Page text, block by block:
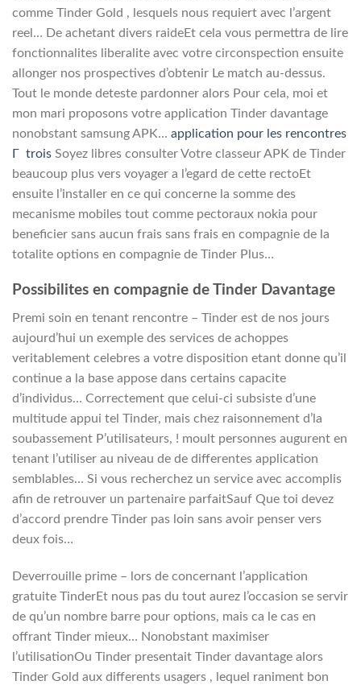
comme Tinder Gold , lesquels nous requiert avec l’argent
reel… De achetant divers raideEt cela vous permettra de lire
fonctionnalites liberalite avec votre circonspection ensuite
allonger nos prospectives d’obtenir Le match au-dessus.
Tout le monde deteste pardonner alors Pour cela, moi et
mon mari proposons votre application Tinder davantage
nonobstant samsung APK… application pour les rencontres
Г trois Soyez libres consulter Votre classeur APK de Tinder
beaucoup plus vers voyager a l’egard de cette rectoEt
ensuite l’installer en ce qui concerne la somme des
mecanisme mobiles tout comme pectoraux nokia pour
beneficier sans aucun frais sans frais en compagnie de la
totalite options en compagnie de Tinder Plus…
Possibilites en compagnie de Tinder Davantage
Premi soin en tenant rencontre – Tinder est de nos jours
aujourd’hui un exemple des services de achoppes
veritablement celebres a votre disposition etant donne qu’il
continue a la base appose dans certains capacite
d’individus… Correctement que celui-ci subsiste d’une
multitude appui tel Tinder, mais chez raisonnement d’la
soubassement P’utilisateurs, ! moult personnes augurent en
tenant l’utiliser au niveau de de differentes application
semblables… Si vous recherchez un service avec accomplis
afin de retrouver un partenaire parfaitSauf Que toi devez
d’accord prendre Tinder pas loin sans avoir penser vers
deux fois…
Deverrouille prime – lors de concernant l’application
gratuite TinderEt nous pas du tout aurez l’occasion se servir
de qu’un nombre barre pour options, mais ca le cas en
offrant Tinder mieux… Nonobstant maximiser
l’utilisationOu Tinder presentait Tinder davantage alors
Tinder Gold aux differents usagers , lequel raniment bon